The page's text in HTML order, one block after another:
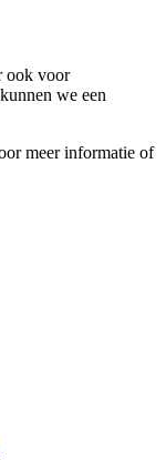
ook voor
we een
meer informatie of